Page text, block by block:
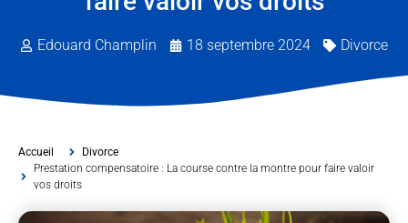
Edouard Champlin 18 septembre 2024 Divorce
Accueil
Divorce
Prestation compensatoire : La course contre la montre pour faire valoir
vos droits